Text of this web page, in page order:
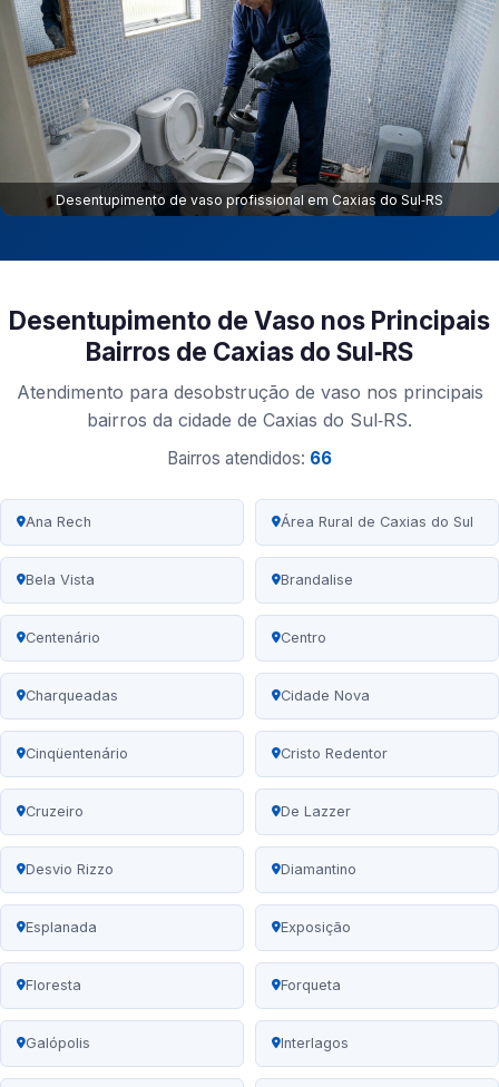
Desentupimento de vaso profissional em Caxias do Sul‑RS
Desentupimento de Vaso nos Principais
Bairros de Caxias do Sul‑RS
Atendimento para desobstrução de vaso nos principais
bairros da cidade de Caxias do Sul‑RS.
Bairros atendidos: 66
Ana Rech Área Rural de Caxias do Sul
Bela Vista Brandalise
Centenário Centro
Charqueadas Cidade Nova
Cinqüentenário Cristo Redentor
Cruzeiro De Lazzer
Desvio Rizzo Diamantino
Esplanada Exposição
Floresta Forqueta
Galópolis Interlagos